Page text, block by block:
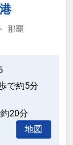
蔵庫・
近く、
ガス式乾
コーナー
ガス式乾
ーナー
を併設。
不要）
那覇
で約5分
20分
地図